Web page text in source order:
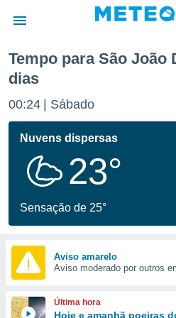
da
foi
para
fornecidas
e
digital
Tempo para São João
dias
00:24 Sábado
Nuvens dispersas
23°
Sensação de 25°
Aviso amarelo
Aviso moderado por outros
Última hora
Hoje e amanhã poeiras